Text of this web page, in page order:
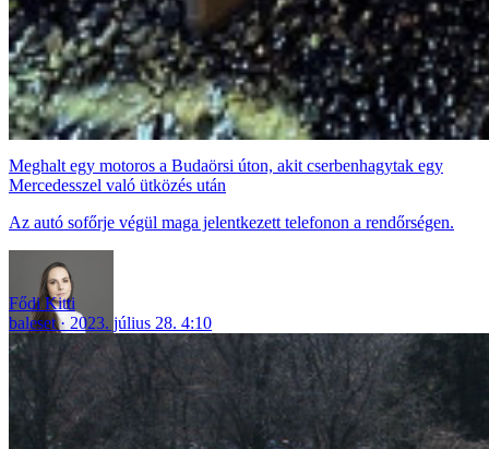
Meghalt egy motoros a Budaörsi úton, akit cserbenhagytak egy
Mercedesszel való ütközés után
Az autó sofőrje végül maga jelentkezett telefonon a rendőrségen.
Fődi Kitti
baleset
2023. július 28. 4:10